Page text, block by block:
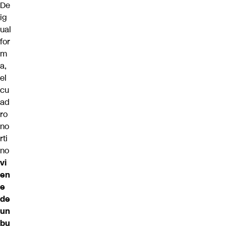
De
ig
ual
for
m
a,
el
cu
ad
ro
no
rti
no
vi
en
e
de
un
bu